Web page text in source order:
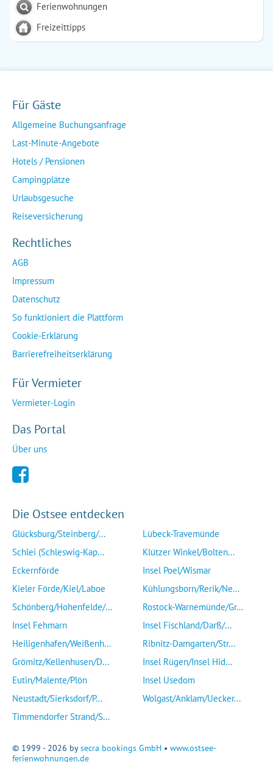
Ferienwohnungen
Freizeittipps
Für Gäste
Allgemeine Buchungsanfrage
Last-Minute-Angebote
Hotels / Pensionen
Campingplätze
Urlaubsgesuche
Reiseversicherung
Rechtliches
AGB
Impressum
Datenschutz
So funktioniert die Plattform
Cookie-Erklärung
Barrierefreiheitserklärung
Für Vermieter
Vermieter-Login
Das Portal
Über uns
Die Ostsee entdecken
Glücksburg/Steinberg/...
Schlei (Schleswig-Kap...
Eckernförde
Kieler Förde/Kiel/Laboe
Schönberg/Hohenfelde/...
Insel Fehmarn
Heiligenhafen/Weißenh...
Grömitz/Kellenhusen/D...
Eutin/Malente/Plön
Neustadt/Sierksdorf/P...
Timmendorfer Strand/S...
Lübeck-Travemünde
Klützer Winkel/Bolten...
Insel Poel/Wismar
Kühlungsborn/Rerik/Ne...
Rostock-Warnemünde/Gr...
Insel Fischland/Darß/...
Ribnitz-Damgarten/Str...
Insel Rügen/Insel Hid...
Insel Usedom
Wolgast/Anklam/Uecker...
© 1999 - 2026 bysecra bookings GmbH • www.ostsee-
ferienwohnungen.de